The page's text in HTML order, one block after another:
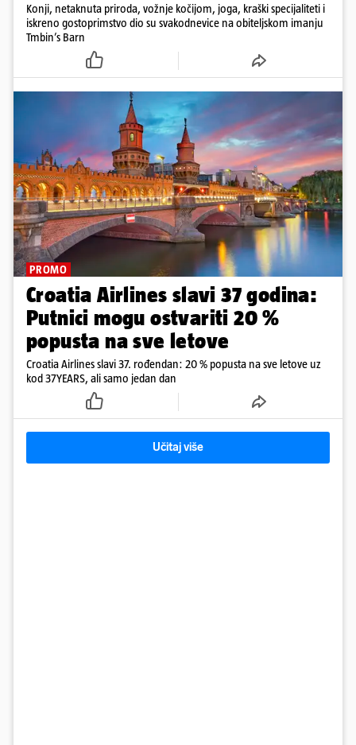
Konji, netaknuta priroda, vožnje kočijom, joga, kraški specijaliteti i
iskreno gostoprimstvo dio su svakodnevice na obiteljskom imanju
Tmbin’s Barn
PROMO
Croatia Airlines slavi 37 godina:
Putnici mogu ostvariti 20 %
popusta na sve letove
Croatia Airlines slavi 37. rođendan: 20 % popusta na sve letove uz
kod 37YEARS, ali samo jedan dan
Učitaj više